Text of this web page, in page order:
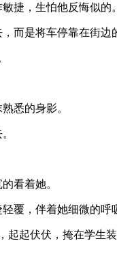
捷，生怕他反悔似的。
而是将车停靠在街边
悉的身影。
看着她。
覆，伴着她细微的呼
起伏伏，掩在学生